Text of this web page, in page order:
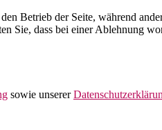
sowie unserer
Betrieb der Seite, während
Sie, dass bei einer Ablehnung